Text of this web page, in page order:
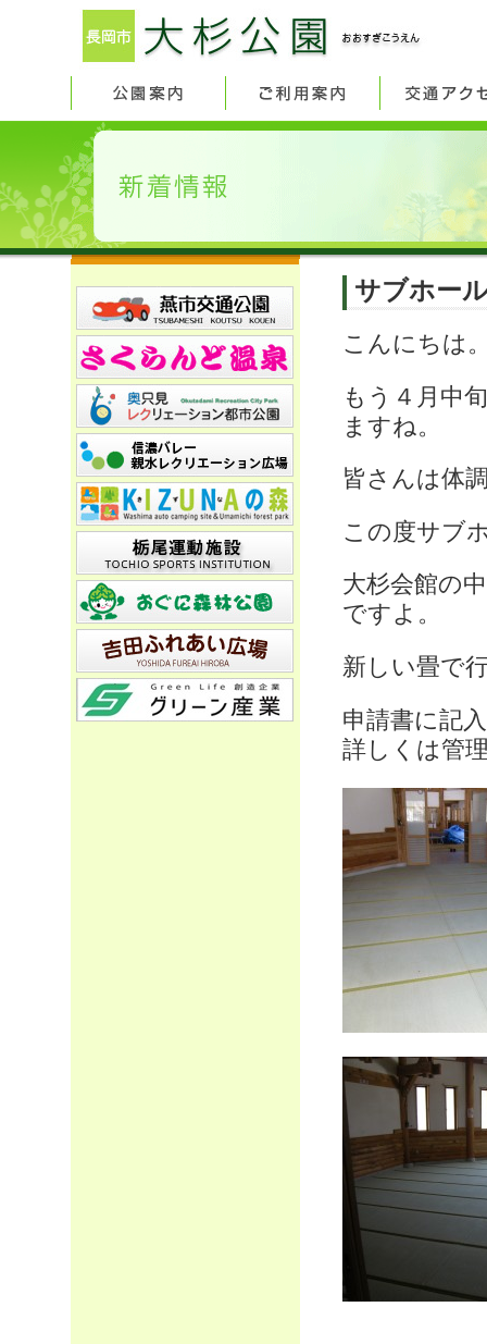
サブホー
こんにちは
もう４月中
ますね。
皆さんは体
この度サブ
大杉会館の
ですよ。
新しい畳で
申請書に記
詳しくは管